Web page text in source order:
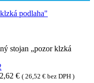
stojan „pozor klzká
€ ( 26,52 € bez DPH )